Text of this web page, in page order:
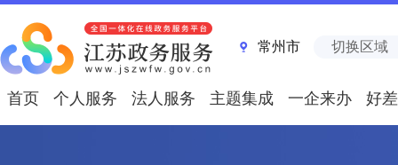
常州市 切换区域
首页 个人服务 法人服务 主题集成 一企来办 好